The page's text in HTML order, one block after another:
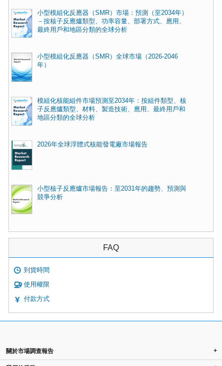
小型模組化反應器（SMR）市場：預測（至2034年）
－按核子反應爐類型、功率容量、部署方式、應用、
最終用戶和地區分類的全球分析
小型模組化反應器（SMR）全球市場（2026-2046
年）
模組化核能組件市場預測至2034年：按組件類型、核
子反應爐類型、材料、製造技術、應用、最終用戶和
地區分類的全球分析
2026年全球浮體式核能發電廠市場報告
小型核子反應爐市場報告：至2031年的趨勢、預測與
競爭分析
FAQ
到貨時間
使用權限
付款方式
關於市場調查報告 +